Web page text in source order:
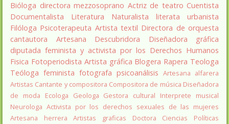
Bióloga directora mezzosoprano Actriz de teatro Cuentista
Documentalista
Literatura Naturalista literata
urbanista
Filóloga Psicoterapeuta Artista textil Directora de orquesta
cantautora
Artesana Descubridora
Diseñadora gráfica
diputada feminista y activista por los Derechos Humanos
Fisica Fotoperiodista Artista gráfica Blogera Rapera Teologa
Teóloga feminista fotografa psicoanálisis Artesana alfarera
Artistas Cantante y compositora Compositora de música Diseñadora
de moda
Ecologa Geologa Gestora cultural
Interprete musical
Neurologa Activista por los derechos sexuales de las mujeres
Artesana herrera
Artistas graficas
Doctora Ciencias Políticas